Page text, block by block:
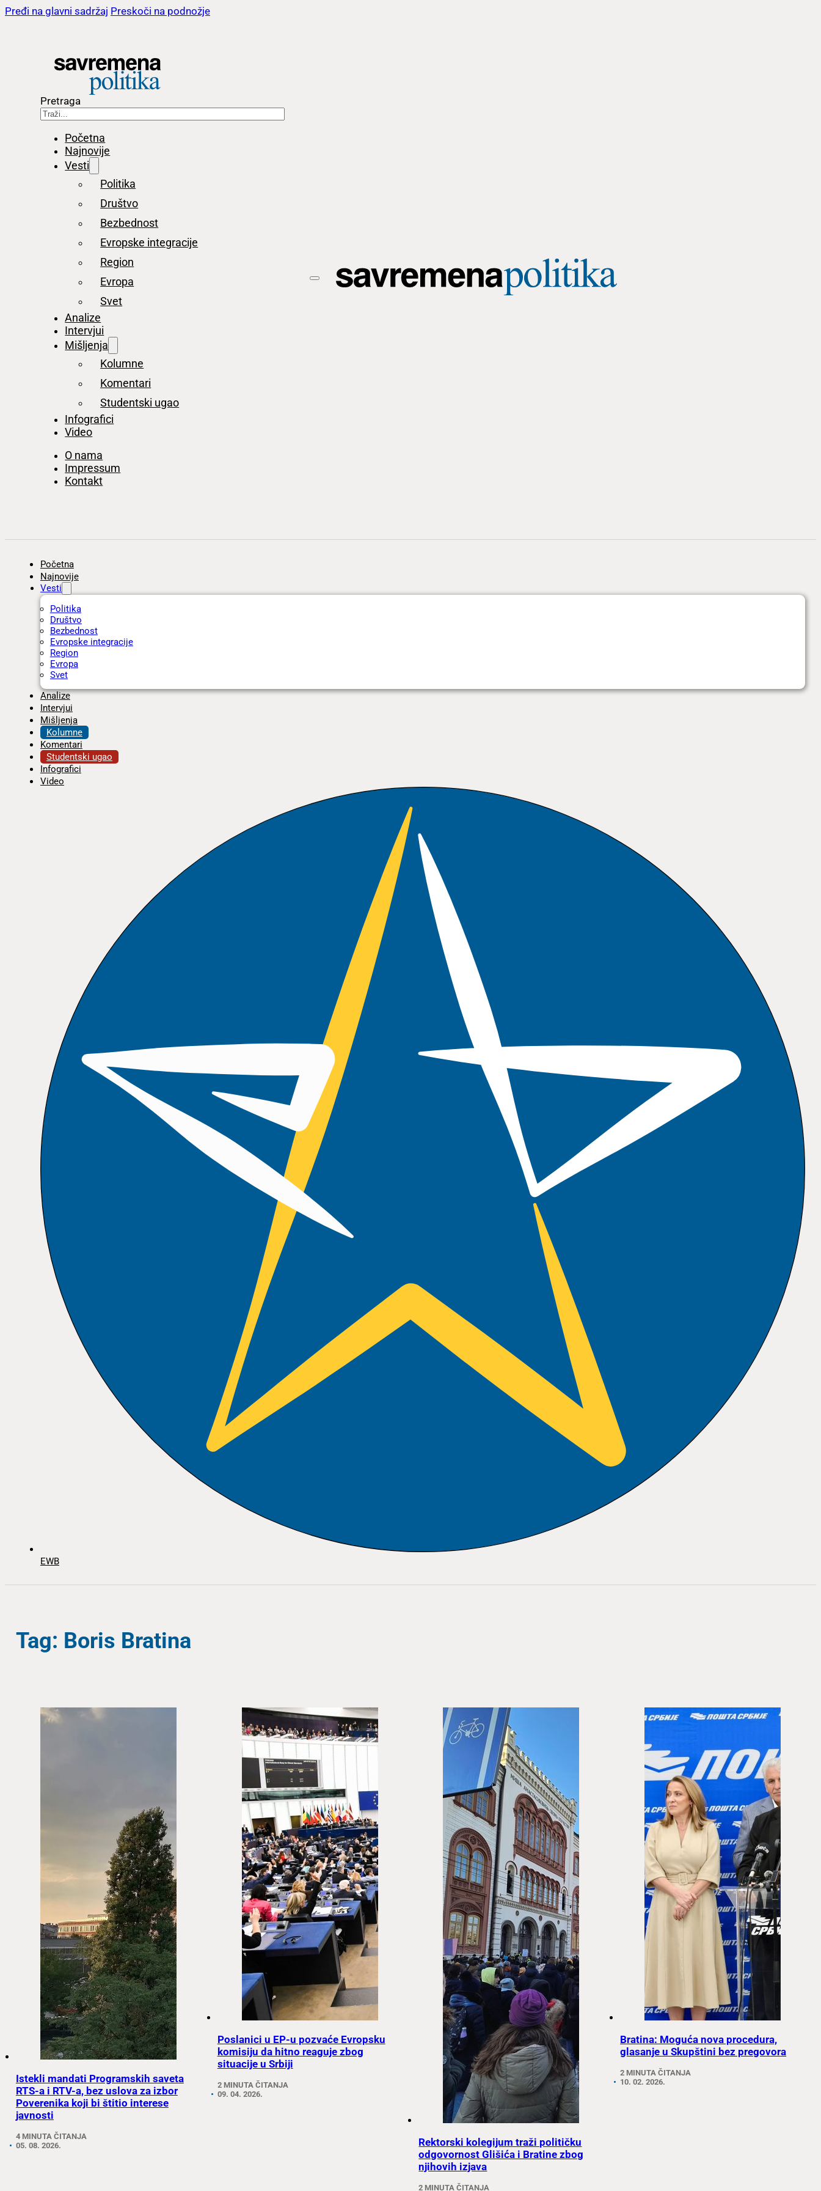
Pređi na glavni sadržaj Preskoči na podnožje
Pretraga
Početna
Najnovije
Vesti
Politika
Društvo
Bezbednost
Evropske integracije
Region
Evropa
Svet
Analize
Intervjui
Mišljenja
Kolumne
Komentari
Studentski ugao
Infografici
Video
O nama
Impressum
Kontakt
Početna
Najnovije
Vesti
Politika
Društvo
Bezbednost
Evropske integracije
Region
Evropa
Svet
Analize
Intervjui
Mišljenja
Kolumne
Komentari
Studentski ugao
Infografici
Video
EWB
Tag: Boris Bratina
Istekli mandati Programskih saveta
RTS-a i RTV-a, bez uslova za izbor
Poverenika koji bi štitio interese
javnosti
4 MINUTA ČITANJA
05. 08. 2026.
Poslanici u EP-u pozvaće Evropsku
komisiju da hitno reaguje zbog
situacije u Srbiji
2 MINUTA ČITANJA
09. 04. 2026.
Rektorski kolegijum traži političku
odgovornost Glišića i Bratine zbog
njihovih izjava
2 MINUTA ČITANJA
Bratina: Moguća nova procedura,
glasanje u Skupštini bez pregovora
2 MINUTA ČITANJA
10. 02. 2026.